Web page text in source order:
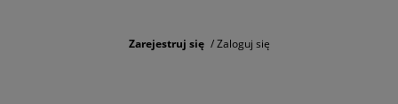
Zarejestruj się Zaloguj się